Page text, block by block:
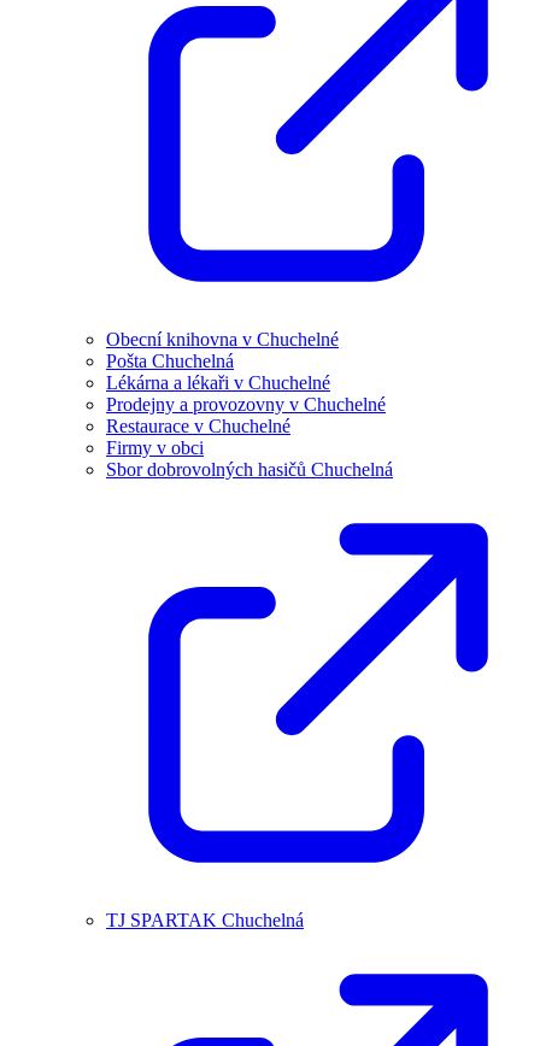
Obecní knihovna v Chuchelné
Pošta Chuchelná
Lékárna a lékaři v Chuchelné
Prodejny a provozovny v Chuchelné
Restaurace v Chuchelné
Firmy v obci
Sbor dobrovolných hasičů Chuchelná
TJ SPARTAK Chuchelná